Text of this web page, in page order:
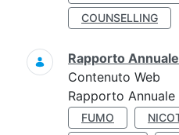
COUNSELLING
Rapporto
Contenuto Web
Rapporto Annuale
FUMO